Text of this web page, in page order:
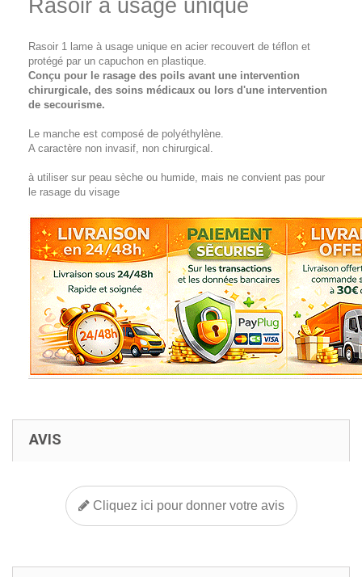
Rasoir à usage unique
Rasoir 1 lame à usage unique en acier recouvert de téflon et
protégé par un capuchon en plastique.
Conçu pour le rasage des poils avant une intervention
chirurgicale, des soins médicaux ou lors d'une intervention
de secourisme.
Le manche est composé de polyéthylène.
A caractère non invasif, non chirurgical.
à utiliser sur peau sèche ou humide, mais ne convient pas pour
le rasage du visage
AVIS
Cliquez ici pour donner votre avis